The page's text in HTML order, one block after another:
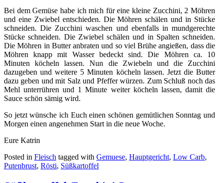
Bei dem Gemüse habe ich mich für eine kleine Zucchini, 2 Möhren
und eine Zwiebel entschieden. Die Möhren schälen und in Stücke
schneiden. Die Zucchini waschen und ebenfalls in mundgerechte
Stücke schneiden. Die Zwiebel schälen und in Spalten schneiden.
Die Möhren in Butter anbraten und so viel Brühe angießen, dass die
Möhren knapp mit Wasser bedeckt sind. Die Möhren ca. 10
Minuten köcheln lassen. Nun die Zwiebeln und die Zucchini
dazugeben und weitere 5 Minuten köcheln lassen. Jetzt die Butter
dazu geben und mit Salz und Pfeffer würzen. Zum Schluß noch das
Mehl unterrühren und 1 Minute weiter köcheln lassen, damit die
Sauce schön sämig wird.
So jetzt wünsche ich Euch einen schönen gemütlichen Sonntag und
Morgen einen angenehmen Start in die neue Woche.
Eure Katrin
Posted in Fleisch tagged with Gemuese, Hauptgericht, Low Carb,
Putenbrust, Rösti, Süßkartoffel